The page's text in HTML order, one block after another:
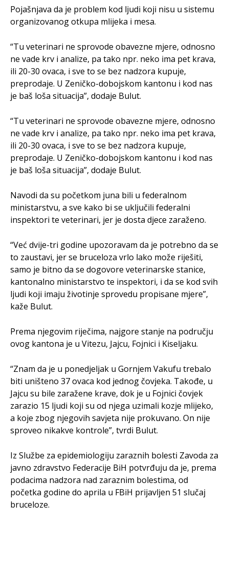
Pojašnjava da je problem kod ljudi koji nisu u sistemu
organizovanog otkupa mlijeka i mesa.
“Tu veterinari ne sprovode obavezne mjere, odnosno
ne vade krv i analize, pa tako npr. neko ima pet krava,
ili 20-30 ovaca, i sve to se bez nadzora kupuje,
preprodaje. U Zeničko-dobojskom kantonu i kod nas
je baš loša situacija”, dodaje Bulut.
“Tu veterinari ne sprovode obavezne mjere, odnosno
ne vade krv i analize, pa tako npr. neko ima pet krava,
ili 20-30 ovaca, i sve to se bez nadzora kupuje,
preprodaje. U Zeničko-dobojskom kantonu i kod nas
je baš loša situacija”, dodaje Bulut.
Navodi da su početkom juna bili u federalnom
ministarstvu, a sve kako bi se uključili federalni
inspektori te veterinari, jer je dosta djece zaraženo.
“Već dvije-tri godine upozoravam da je potrebno da se
to zaustavi, jer se bruceloza vrlo lako može riješiti,
samo je bitno da se dogovore veterinarske stanice,
kantonalno ministarstvo te inspektori, i da se kod svih
ljudi koji imaju životinje sprovedu propisane mjere”,
kaže Bulut.
Prema njegovim riječima, najgore stanje na području
ovog kantona je u Vitezu, Jajcu, Fojnici i Kiseljaku.
“Znam da je u ponedjeljak u Gornjem Vakufu trebalo
biti uništeno 37 ovaca kod jednog čovjeka. Takođe, u
Jajcu su bile zaražene krave, dok je u Fojnici čovjek
zarazio 15 ljudi koji su od njega uzimali kozje mlijeko,
a koje zbog njegovih savjeta nije prokuvano. On nije
sproveo nikakve kontrole”, tvrdi Bulut.
Iz Službe za epidemiologiju zaraznih bolesti Zavoda za
javno zdravstvo Federacije BiH potvrđuju da je, prema
podacima nadzora nad zaraznim bolestima, od
početka godine do aprila u FBiH prijavljen 51 slučaj
bruceloze.